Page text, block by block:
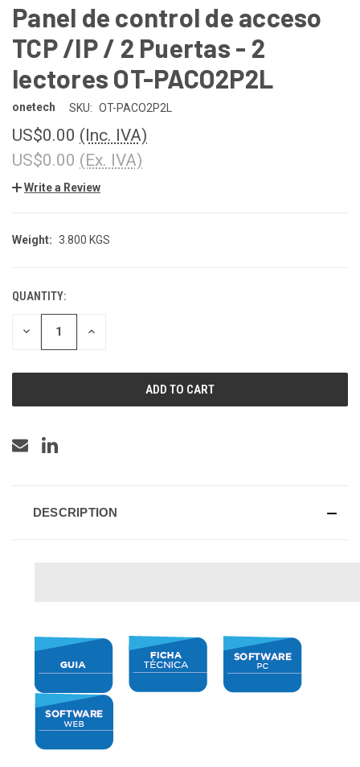
Panel de control de acceso
TCP /IP / 2 Puertas - 2
lectores OT-PACO2P2L
onetech SKU: OT-PACO2P2L
US$0.00 (Inc. IVA)
US$0.00 (Ex. IVA)
Write a Review
Weight: 3.800 KGS
CURRENT
STOCK:
QUANTITY:
DECREASE INCREASE
DESCRIPTION